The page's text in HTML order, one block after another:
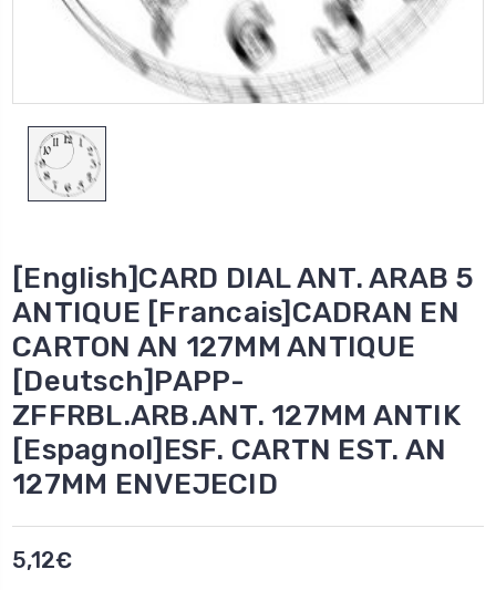
[English]CARD DIAL ANT. ARAB 5
ANTIQUE [Francais]CADRAN EN
CARTON AN 127MM ANTIQUE
[Deutsch]PAPP-
ZFFRBL.ARB.ANT. 127MM ANTIK
[Espagnol]ESF. CARTN EST. AN
127MM ENVEJECID
5,12€